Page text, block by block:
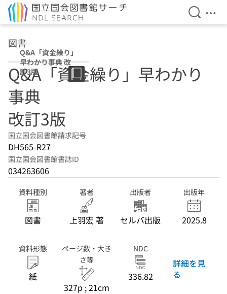
検索を
メ
図書
Q&A「資金繰り」
早わかり事典 改
訂3版
Q&A「資金繰り」早わかり
事典
改訂3版
国立国会図書館請求記号
DH565-R27
国立国会図書館書誌ID
034263606
資料種別
図書
著者
上羽宏 著
出版者
セルバ出版
出版年
2025.8
資料形態
紙
ページ数・大き
さ等
327p ; 21cm
NDC
336.82
詳細を見
る